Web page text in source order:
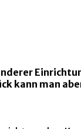
kann man